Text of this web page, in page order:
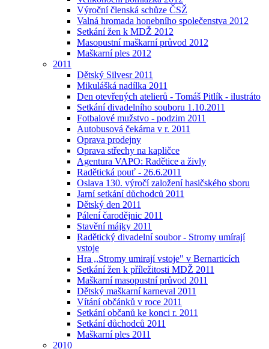
Výroční členská schůze ČSŽ
Valná hromada honebního společenstva 2012
Setkání žen k MDŽ 2012
Masopustní maškarní průvod 2012
Maškarní ples 2012
2011
Dětský Silvesr 2011
Mikulášká nadílka 2011
Den otevřených atelierů - Tomáš Pitlík - ilustráto
Setkání divadelního souboru 1.10.2011
Fotbalové mužstvo - podzim 2011
Autobusová čekárna v r. 2011
Oprava prodejny
Oprava střechy na kapličce
Agentura VAPO: Radětice a živly
Radětická pouť - 26.6.2011
Oslava 130. výročí založení hasičského sboru
Jarní setkání důchodců 2011
Dětský den 2011
Pálení čarodějnic 2011
Stavění májky 2011
Radětický divadelní soubor - Stromy umírají
vstoje
Hra ,,Stromy umirají vstoje" v Bernarticích
Setkání žen k příležitosti MDŽ 2011
Maškarní masopustní průvod 2011
Dětský maškarní karneval 2011
Vítání občánků v roce 2011
Setkání občanů ke konci r. 2011
Setkání důchodců 2011
Maškarní ples 2011
2010